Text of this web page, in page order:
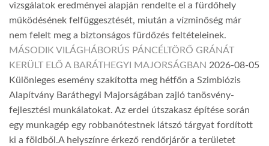
vizsgálatok eredményei alapján rendelte el a fürdőhely
működésének felfüggesztését, miután a vízminőség már
nem felelt meg a biztonságos fürdőzés feltételeinek.
MÁSODIK VILÁGHÁBORÚS PÁNCÉLTÖRŐ GRÁNÁT
KERÜLT ELŐ A BARÁTHEGYI MAJORSÁGBAN 2026-08-05
Különleges esemény szakította meg hétfőn a Szimbiózis
Alapítvány Baráthegyi Majorságában zajló tanösvény-
fejlesztési munkálatokat. Az erdei útszakasz építése során
egy munkagép egy robbanótestnek látszó tárgyat fordított
ki a földből.A helyszínre érkező rendőrjárőr a területet